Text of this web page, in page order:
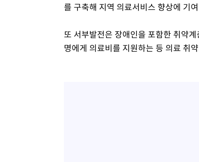
를 구축해 지역 의료서비스 향상에 기
또 서부발전은 장애인을 포함한 취약
명에게 의료비를 지원하는 등 의료 취